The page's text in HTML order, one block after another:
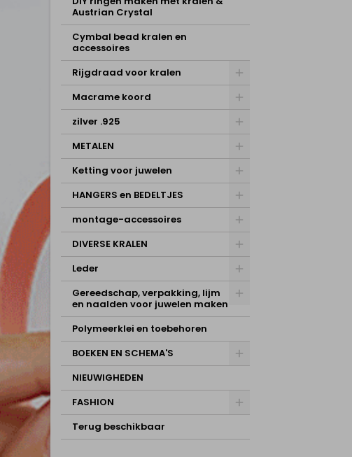
Austrian Crystal
Cymbal bead kralen en
accessoires
Rijgdraad voor kralen
Macrame koord
zilver .925
METALEN
Ketting voor juwelen
HANGERS en BEDELTJES
montage-accessoires
DIVERSE KRALEN
Leder
Gereedschap, verpakking, lijm
en naalden voor juwelen maken
Polymeerklei en toebehoren
BOEKEN EN SCHEMA'S
NIEUWIGHEDEN
FASHION
Terug beschikbaar